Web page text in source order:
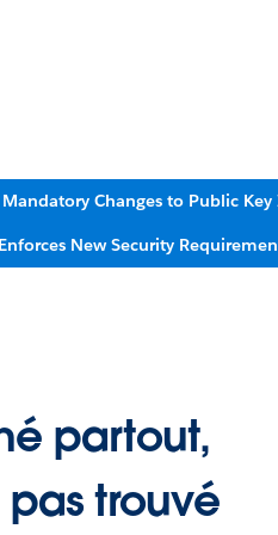
Changes to Public
New Security
partout,
pas trouvé